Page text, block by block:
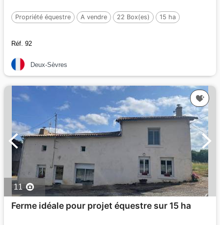
Propriété équestre A vendre 22 Box(es) 15 ha
Réf. 92
Deux-Sèvres
11
Ferme idéale pour projet équestre sur 15 ha